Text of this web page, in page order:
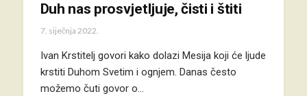
Duh nas prosvjetljuje, čisti i štiti
7. siječnja 2022.
Ivan Krstitelj govori kako dolazi Mesija koji će ljude
krstiti Duhom Svetim i ognjem. Danas često
možemo čuti govor o…